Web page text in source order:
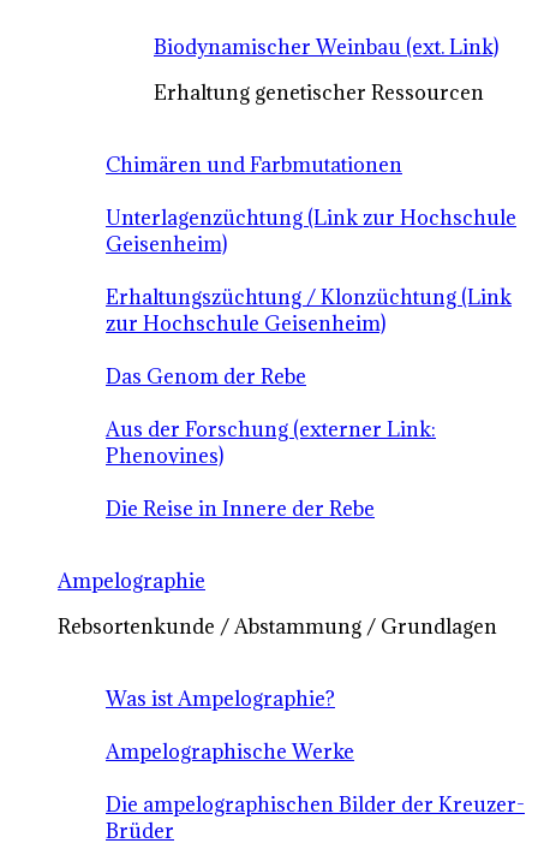
Biodynamischer Weinbau (ext. Link)
Erhaltung genetischer Ressourcen
Chimären und Farbmutationen
Unterlagenzüchtung (Link zur Hochschule
Geisenheim)
Erhaltungszüchtung / Klonzüchtung (Link
zur Hochschule Geisenheim)
Das Genom der Rebe
Aus der Forschung (externer Link:
Phenovines)
Die Reise in Innere der Rebe
Ampelographie
Rebsortenkunde / Abstammung / Grundlagen
Was ist Ampelographie?
Ampelographische Werke
Die ampelographischen Bilder der Kreuzer-
Brüder